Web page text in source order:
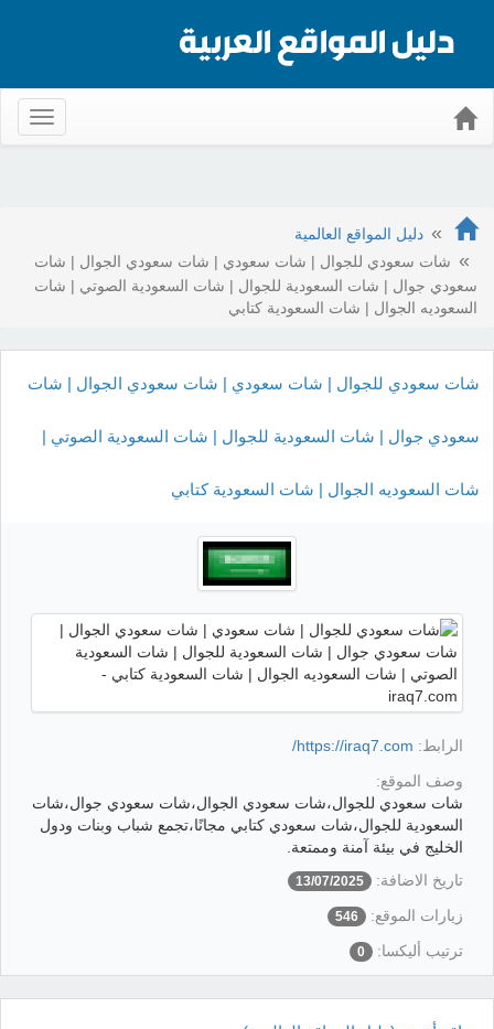
دليل المواقع العالمية
شات سعودي للجوال | شات سعودي | شات سعودي الجوال | شات
سعودي جوال | شات السعودية للجوال | شات السعودية الصوتي | شات
السعوديه الجوال | شات السعودية كتابي
شات سعودي للجوال | شات سعودي | شات سعودي الجوال | شات
سعودي جوال | شات السعودية للجوال | شات السعودية الصوتي |
شات السعوديه الجوال | شات السعودية كتابي
الرابط: https://iraq7.com/
وصف الموقع:
شات سعودي للجوال،شات سعودي الجوال،شات سعودي جوال،شات
السعودية للجوال،شات سعودي كتابي مجانًا،تجمع شباب وبنات ودول
الخليج في بيئة آمنة وممتعة.
تاريخ الاضافة:
13/07/2025
زيارات الموقع: 546
ترتيب أليكسا: 0